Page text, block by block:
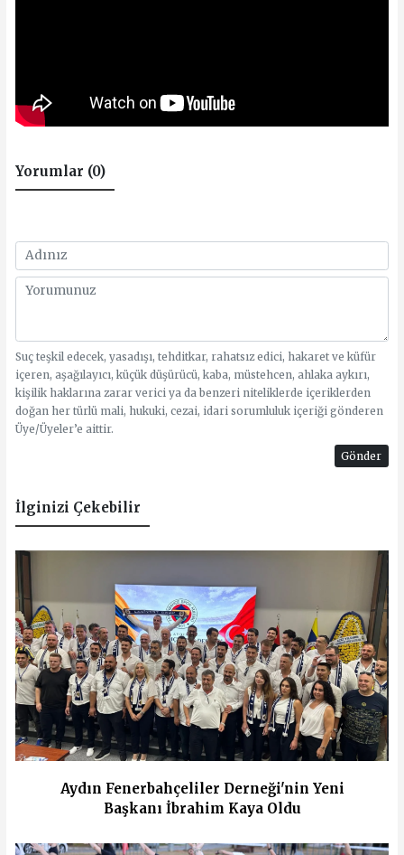
Yorumlar (0)
Suç teşkil edecek, yasadışı, tehditkar, rahatsız edici, hakaret ve küfür
içeren, aşağılayıcı, küçük düşürücü, kaba, müstehcen, ahlaka aykırı,
kişilik haklarına zarar verici ya da benzeri niteliklerde içeriklerden
doğan her türlü mali, hukuki, cezai, idari sorumluluk içeriği gönderen
Üye/Üyeler’e aittir.
Gönder
İlginizi Çekebilir
Aydın Fenerbahçeliler Derneği'nin Yeni
Başkanı İbrahim Kaya Oldu